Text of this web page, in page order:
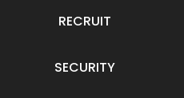
RECRUIT
SECURITY